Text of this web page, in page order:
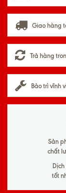
Giao hàng
Trả hàng
Bảo trì vĩnh
Sản
chất
Dịch
tốt